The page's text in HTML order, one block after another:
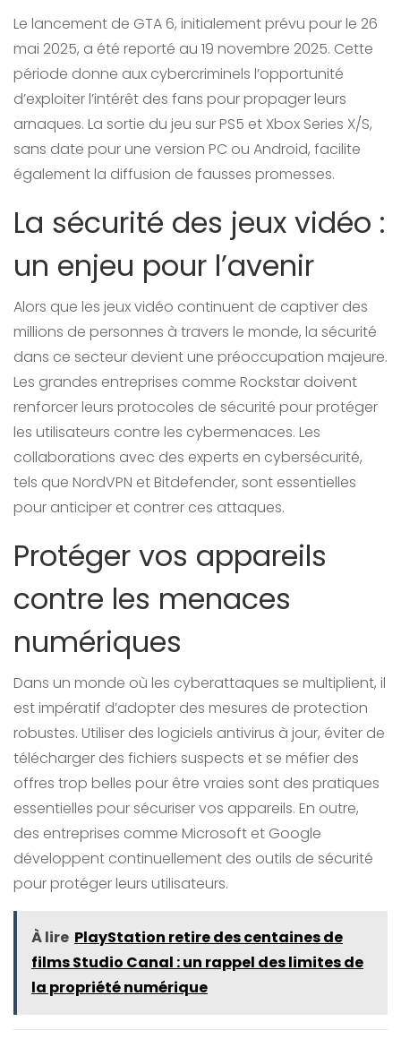
Le lancement de GTA 6, initialement prévu pour le 26
mai 2025, a été reporté au 19 novembre 2025. Cette
période donne aux cybercriminels l’opportunité
d’exploiter l’intérêt des fans pour propager leurs
arnaques. La sortie du jeu sur PS5 et Xbox Series X/S,
sans date pour une version PC ou Android, facilite
également la diffusion de fausses promesses.
La sécurité des jeux vidéo :
un enjeu pour l’avenir
Alors que les jeux vidéo continuent de captiver des
millions de personnes à travers le monde, la sécurité
dans ce secteur devient une préoccupation majeure.
Les grandes entreprises comme Rockstar doivent
renforcer leurs protocoles de sécurité pour protéger
les utilisateurs contre les cybermenaces. Les
collaborations avec des experts en cybersécurité,
tels que NordVPN et Bitdefender, sont essentielles
pour anticiper et contrer ces attaques.
Protéger vos appareils
contre les menaces
numériques
Dans un monde où les cyberattaques se multiplient, il
est impératif d’adopter des mesures de protection
robustes. Utiliser des logiciels antivirus à jour, éviter de
télécharger des fichiers suspects et se méfier des
offres trop belles pour être vraies sont des pratiques
essentielles pour sécuriser vos appareils. En outre,
des entreprises comme Microsoft et Google
développent continuellement des outils de sécurité
pour protéger leurs utilisateurs.
À lire PlayStation retire des centaines de
films Studio Canal : un rappel des limites de
la propriété numérique